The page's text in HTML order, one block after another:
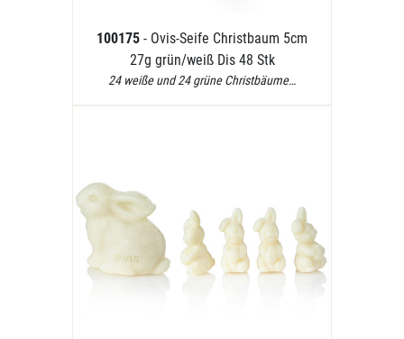
100175 - Ovis-Seife Christbaum 5cm
27g grün/weiß Dis 48 Stk
24 weiße und 24 grüne Christbäume…